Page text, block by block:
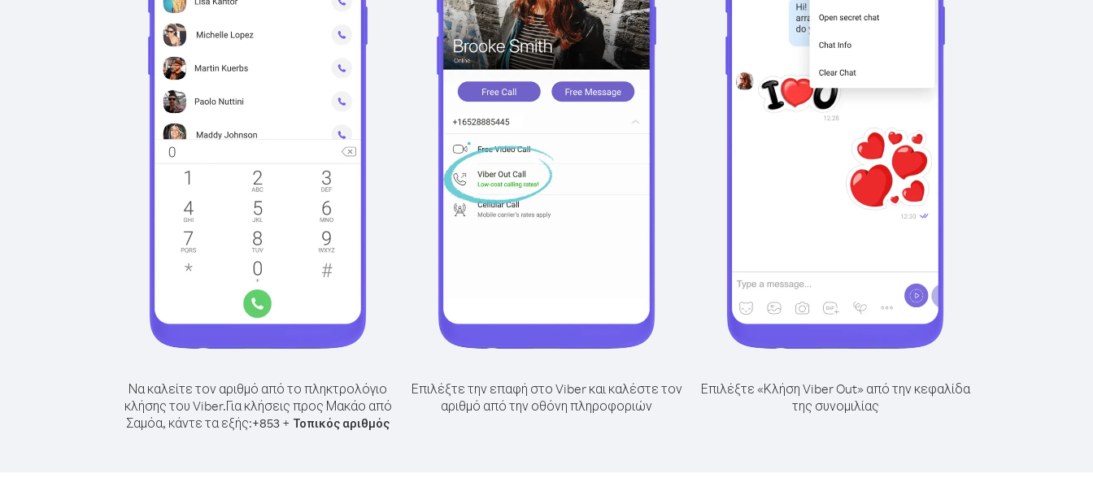
Να καλείτε τον αριθμό από το πληκτρολόγιο
κλήσης του Viber.Για κλήσεις προς Μακάο από
Σαμόα, κάντε τα εξής:+853 + Τοπικός αριθμός
Επιλέξτε την επαφή στο Viber και καλέστε τον
αριθμό από την οθόνη πληροφοριών
Επιλέξτε «Κλήση Viber Out» από την κεφαλίδα
της συνομιλίας